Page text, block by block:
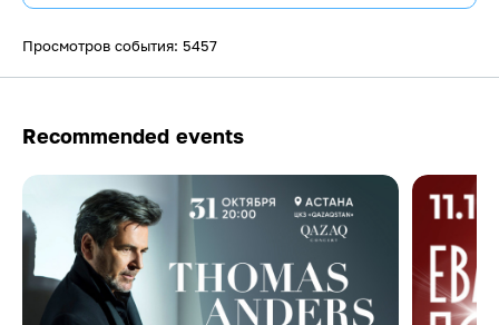
Просмотров события: 5457
Recommended events